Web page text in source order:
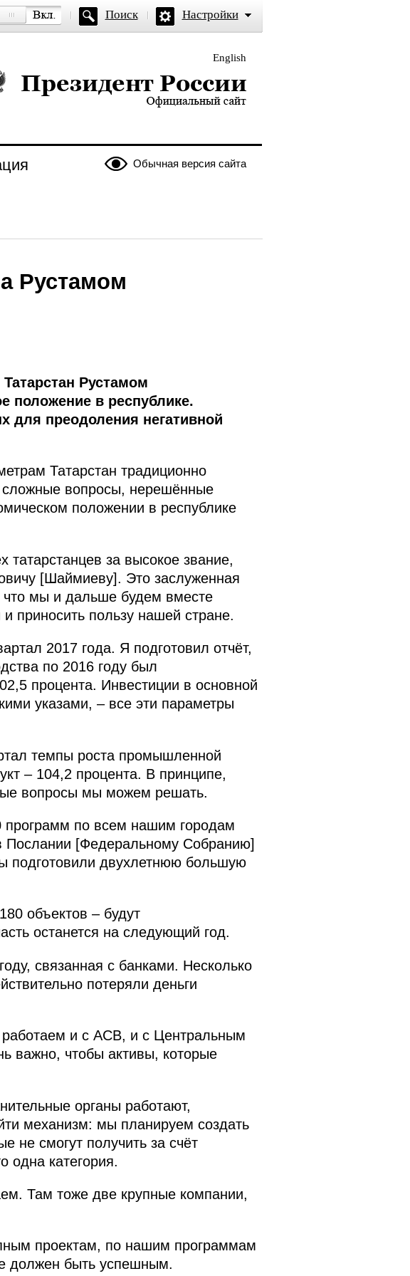
Поиск Настройки
English
России — официальный сайт
Обычная версия сайта
Рустамом
Рустамом
положение в республике.
преодоления негативной
Татарстан традиционно
сложные вопросы, нерешённые
положении в республике
татарстанцев за высокое звание,
[Шаймиеву]. Это заслуженная
мы и дальше будем вместе
приносить пользу нашей стране.
2017 года. Я подготовил отчёт,
по 2016 году был
процента. Инвестиции в основной
указами, – все эти параметры
темпы роста промышленной
– 104,2 процента. В принципе,
вопросы мы можем решать.
по всем нашим городам
[Федеральному Собранию]
подготовили двухлетнюю большую
объектов – будут
останется на следующий год.
связанная с банками. Несколько
потеряли деньги
работаем и с АСВ, и с Центральным
важно, чтобы активы, которые
органы работают,
механизм: мы планируем создать
не смогут получить за счёт
одна категория.
Там тоже две крупные компании,
проектам, по нашим программам
должен быть успешным.